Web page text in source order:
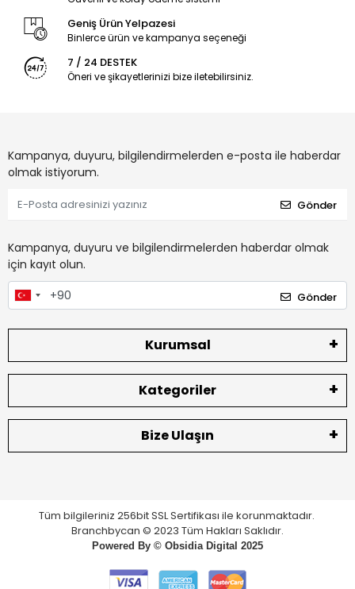
Geniş Ürün Yelpazesi
Binlerce ürün ve kampanya seçeneği
7 / 24 DESTEK
Öneri ve şikayetlerinizi bize iletebilirsiniz.
Kampanya, duyuru, bilgilendirmelerden e-posta ile haberdar
olmak istiyorum.
Gönder
Kampanya, duyuru ve bilgilendirmelerden haberdar olmak
için kayıt olun.
Gönder
Kurumsal
Kategoriler
Bize Ulaşın
Tüm bilgileriniz 256bit SSL Sertifikası ile korunmaktadır.
Branchbycan © 2023 Tüm Hakları Saklıdır.
Powered By © Obsidia Digital 2025